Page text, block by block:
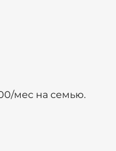
мес на семью.